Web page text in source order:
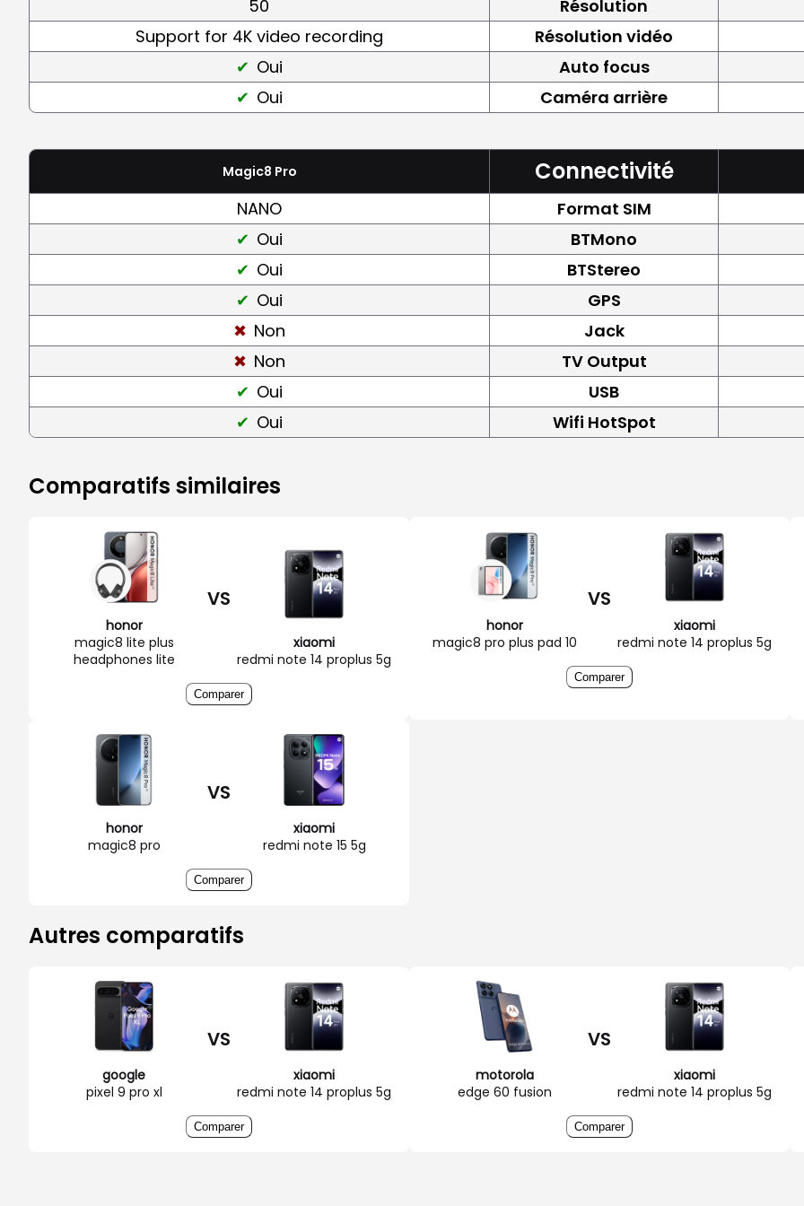
50
Résolution
Support for 4K video recording
Résolution vidéo
Oui
Auto focus
Oui
Caméra arrière
Magic8 Pro Connectivité
NANO
Format SIM
Oui
BTMono
Oui
BTStereo
Oui
GPS
Non
Jack
Non
TV Output
Oui
USB
Oui
Wifi HotSpot
Comparatifs similaires
honor
magic8 lite plus
headphones lite
VS
xiaomi
redmi note 14 proplus 5g
Comparer
honor
magic8 pro plus pad 10
VS
xiaomi
redmi note 14 proplus 5g
Comparer
honor
magic8 pro
VS
xiaomi
redmi note 15 5g
Comparer
Autres comparatifs
google
pixel 9 pro xl
VS
xiaomi
redmi note 14 proplus 5g
Comparer
motorola
edge 60 fusion
VS
xiaomi
redmi note 14 proplus 5g
Comparer